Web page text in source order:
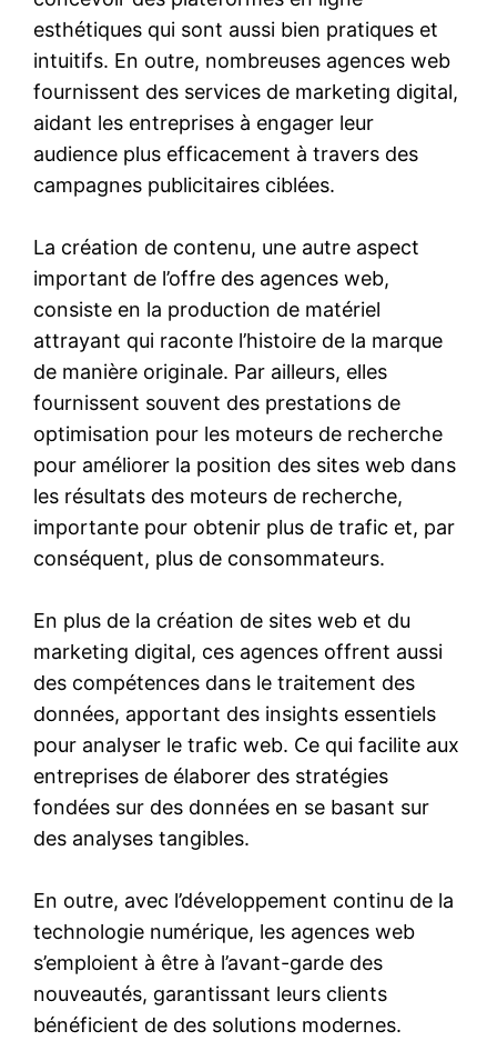
esthétiques qui sont aussi bien pratiques et
intuitifs. En outre, nombreuses agences web
fournissent des services de marketing digital,
aidant les entreprises à engager leur
audience plus efficacement à travers des
campagnes publicitaires ciblées.
La création de contenu, une autre aspect
important de l’offre des agences web,
consiste en la production de matériel
attrayant qui raconte l’histoire de la marque
de manière originale. Par ailleurs, elles
fournissent souvent des prestations de
optimisation pour les moteurs de recherche
pour améliorer la position des sites web dans
les résultats des moteurs de recherche,
importante pour obtenir plus de trafic et, par
conséquent, plus de consommateurs.
En plus de la création de sites web et du
marketing digital, ces agences offrent aussi
des compétences dans le traitement des
données, apportant des insights essentiels
pour analyser le trafic web. Ce qui facilite aux
entreprises de élaborer des stratégies
fondées sur des données en se basant sur
des analyses tangibles.
En outre, avec l’développement continu de la
technologie numérique, les agences web
s’emploient à être à l’avant-garde des
nouveautés, garantissant leurs clients
bénéficient de des solutions modernes.